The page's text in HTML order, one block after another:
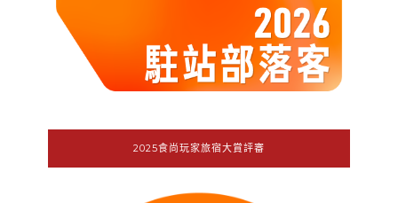
2025食尚玩家旅宿大賞評審